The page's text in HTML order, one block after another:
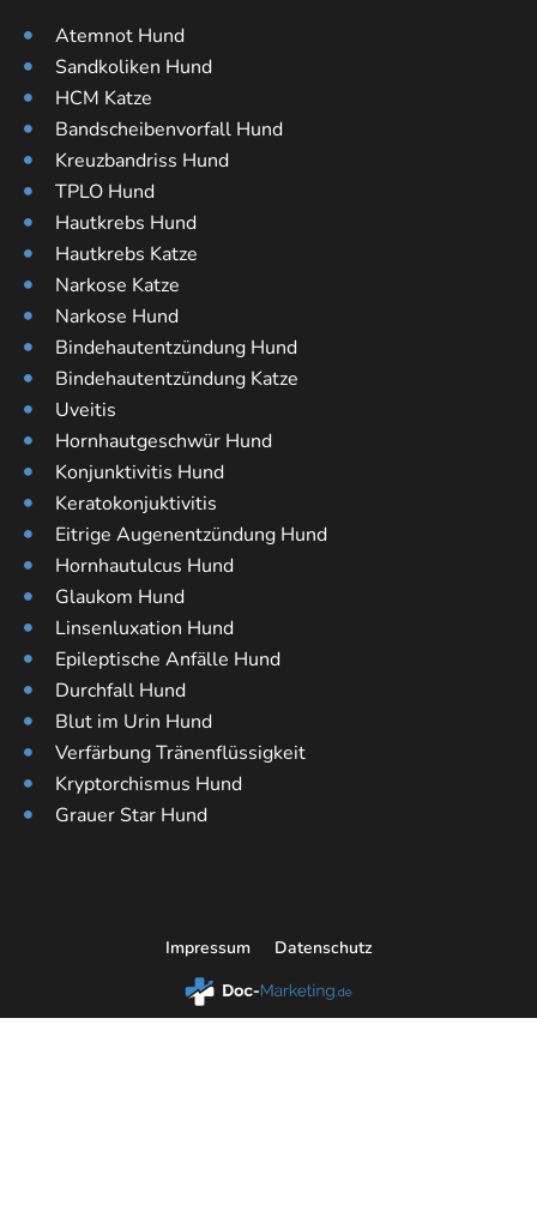
Atemnot Hund
Sandkoliken Hund
HCM Katze
Bandscheibenvorfall Hund
Kreuzbandriss Hund
TPLO Hund
Hautkrebs Hund
Hautkrebs Katze
Narkose Katze
Narkose Hund
Bindehautentzündung Hund
Bindehautentzündung Katze
Uveitis
Hornhautgeschwür Hund
Konjunktivitis Hund
Keratokonjuktivitis
Eitrige Augenentzündung Hund
Hornhautulcus Hund
Glaukom Hund
Linsenluxation Hund
Epileptische Anfälle Hund
Durchfall Hund
Blut im Urin Hund
Verfärbung Tränenflüssigkeit
Kryptorchismus Hund
Grauer Star Hund
Impressum Datenschutz